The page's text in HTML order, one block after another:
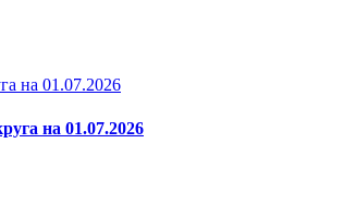
на 01.07.2026
на 01.07.2026